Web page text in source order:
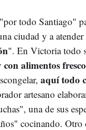
todo Santiago"
ciudad y a
". En Victoria todo
alimentos
aquí todo
artesano
una de sus
cocinando. Otro